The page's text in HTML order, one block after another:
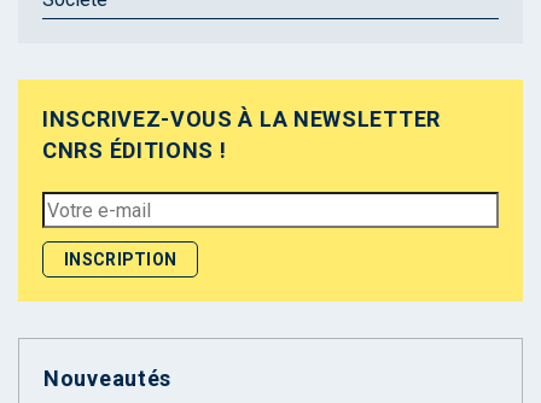
INSCRIVEZ-VOUS À LA NEWSLETTER
CNRS ÉDITIONS !
Nouveautés